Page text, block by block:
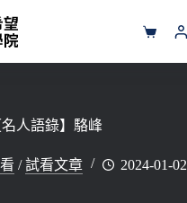
購
物
名人語錄】駱峰
/試看文章 2024-01-02